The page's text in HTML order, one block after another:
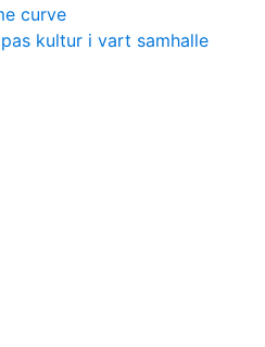
curve
kultur i vart samhalle